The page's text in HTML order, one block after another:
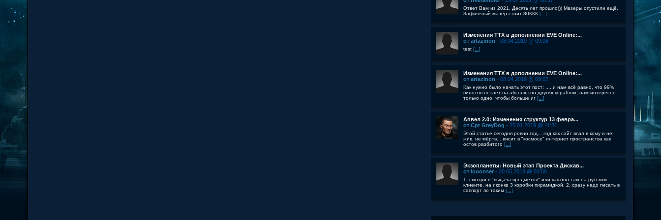
Ответ Вам из 2021. Десять лет прошло))) Мазеры опустили ещё.
Зафиченый мазер стоит 80ККК [...]
Изменения ТТХ в дополнении EVE Online:...
от artazinon - 08.04.2019 @ 09:08
test [...]
Изменения ТТХ в дополнении EVE Online:...
от artazinon - 08.04.2019 @ 09:07
Как нужно было начать этот пост: .....и нам всё равно, что 99%
пилотов летает на абсолютно других кораблях, нам интересно
только одно, чтобы больше иг [...]
Апвел 2.0: Изменения структур 13 февра...
от Cpt GreyDog - 25.01.2019 @ 11:31
Этой статье сегодня ровно год... год как сайт впал в кому и не
жив, не мёртв... висит в "космосе" интернет пространства как
остов разбитого [...]
Экзопланеты: Новый этап Проекта Дискав...
от looooser - 20.05.2018 @ 03:56
1. смотри в "выдача предметов" или как оно там на русском
клиенте, на иконке 3 коробки пирамидкой. 2. сразу надо писать в
саппорт по таким [...]